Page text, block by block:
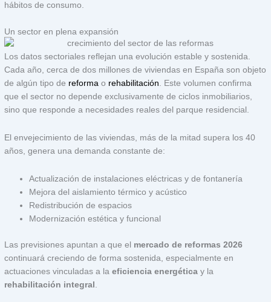
hábitos de consumo.
Un sector en plena expansión
Los datos sectoriales reflejan una evolución estable y sostenida.
Cada año, cerca de dos millones de viviendas en España son objeto
de algún tipo de reforma o rehabilitación. Este volumen confirma
que el sector no depende exclusivamente de ciclos inmobiliarios,
sino que responde a necesidades reales del parque residencial.
El envejecimiento de las viviendas, más de la mitad supera los 40
años, genera una demanda constante de:
Actualización de instalaciones eléctricas y de fontanería
Mejora del aislamiento térmico y acústico
Redistribución de espacios
Modernización estética y funcional
Las previsiones apuntan a que el mercado de reformas 2026
continuará creciendo de forma sostenida, especialmente en
actuaciones vinculadas a laeficiencia energética y la
rehabilitación integral